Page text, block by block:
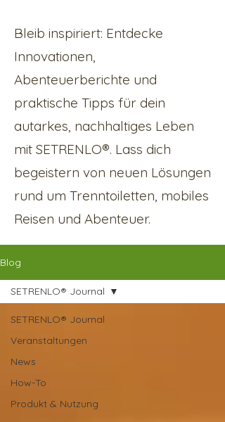
Bleib inspiriert: Entdecke
Innovationen,
Abenteuerberichte und
praktische Tipps für dein
autarkes, nachhaltiges Leben
mit SETRENLO®. Lass dich
begeistern von neuen Lösungen
rund um Trenntoiletten, mobiles
Reisen und Abenteuer.
Blog
SETRENLO® Journal
Veranstaltungen
News
How-To
Produkt & Nutzung
SETRENLO® Journal